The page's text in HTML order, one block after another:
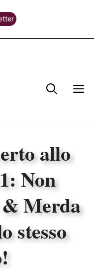
allo
Non
Merda
stesso